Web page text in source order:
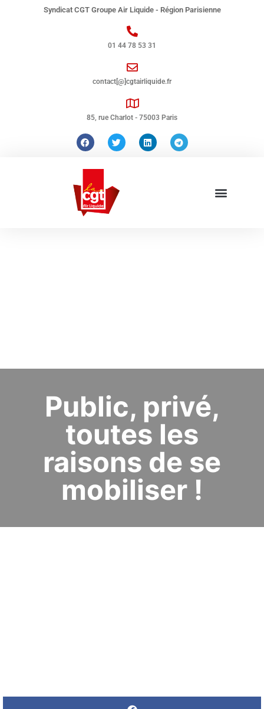
Syndicat CGT Groupe Air Liquide - Région Parisienne
01 44 78 53 31
contact[@]cgtairliquide.fr
85, rue Charlot - 75003 Paris
Public, privé,
toutes les
raisons de se
mobiliser !